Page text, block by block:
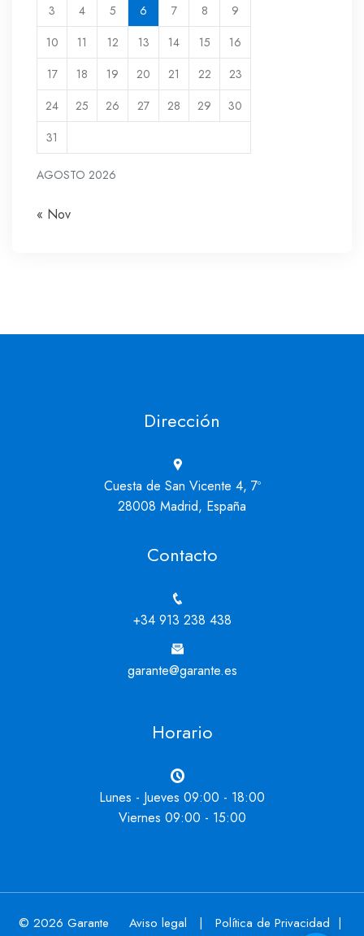
AGOSTO 2026
3
4 5 6 7 8
9
10
11 12 13 14 15
16
17
18 19 20 21 22
23
24
25 26 27 28 29
30
31
« Nov
Dirección
Cuesta de San Vicente 4, 7º
28008 Madrid, España
Contacto
+34 913 238 438
garante@garante.es
Horario
Lunes - Jueves 09:00 - 18:00
Viernes 09:00 - 15:00
© 2026 Garante Aviso legal | Política de Privacidad |